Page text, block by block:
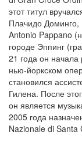
этот титул
Плачидо
Antonio Pappano
городе Эппинг
21 года он
нью-йоркском
становился
Гилена. После
он является
2005 года
Nazionale di Santa